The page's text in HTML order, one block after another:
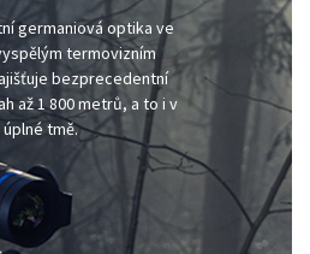
germaniová optika ve
termovizním
bezprecedentní
až 1 800 metrů, a to i v
úplné tmě.